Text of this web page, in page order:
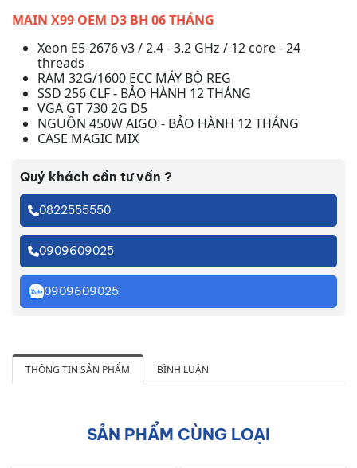
MAIN X99 OEM D3 BH 06 THÁNG
Xeon E5-2676 v3 / 2.4 - 3.2 GHz / 12 core - 24
threads
RAM 32G/1600 ECC MÁY BỘ REG
SSD 256 CLF - BẢO HÀNH 12 THÁNG
VGA GT 730 2G D5
NGUỒN 450W AIGO - BẢO HÀNH 12 THÁNG
CASE MAGIC MIX
Quý khách cần tư vấn ?
0822555550
0909609025
0909609025
THÔNG TIN SẢN PHẨM BÌNH LUẬN
SẢN PHẨM CÙNG LOẠI